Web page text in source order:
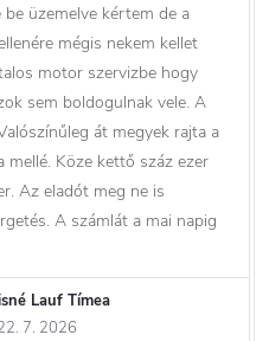
üzemelve kértem de a
mégis nekem kellet
motor szervizbe hogy
sem boldogulnak vele. A
át megyek rajta a
mellé. Köze kettő száz ezer
Az eladót meg ne is
A számlát a mai napig
Lauf Tímea
7. 2026